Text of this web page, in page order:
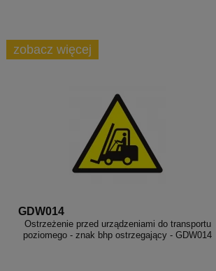
zobacz więcej
GDW014
Ostrzeżenie przed urządzeniami do transportu
poziomego - znak bhp ostrzegający - GDW014